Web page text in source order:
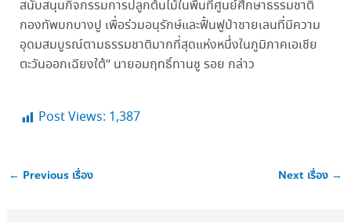
สนับสนุนกิจกรรมการปลูกต้นไม้ในพื้นที่ศูนย์ศึกษาธรรมชาติ
กองทัพบกบางปู เพื่อร่วมอนุรักษ์และฟื้นฟูป่าชายเลนที่มีความ
อุดมสมบูรณ์ตามธรรมชาติมากที่สุดแห่งหนึ่งในภูมิภาคเอเชีย
ตะวันออกเฉียงใต้“ นายอมฤทธิ์ทานชู รอย กล่าว
Post Views: 1,387
← Previous เรื่อง Next เรื่อง →